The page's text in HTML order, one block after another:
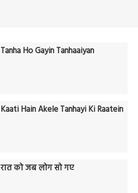
Tanha Ho Gayin Tanhaaiyan
Kaati Hain Akele Tanhayi Ki Raatein
रात को जब लोग सो गए